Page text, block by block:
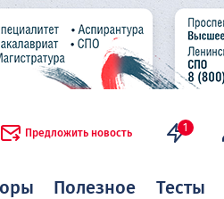
Предложить новость 1
Полезное Тесты